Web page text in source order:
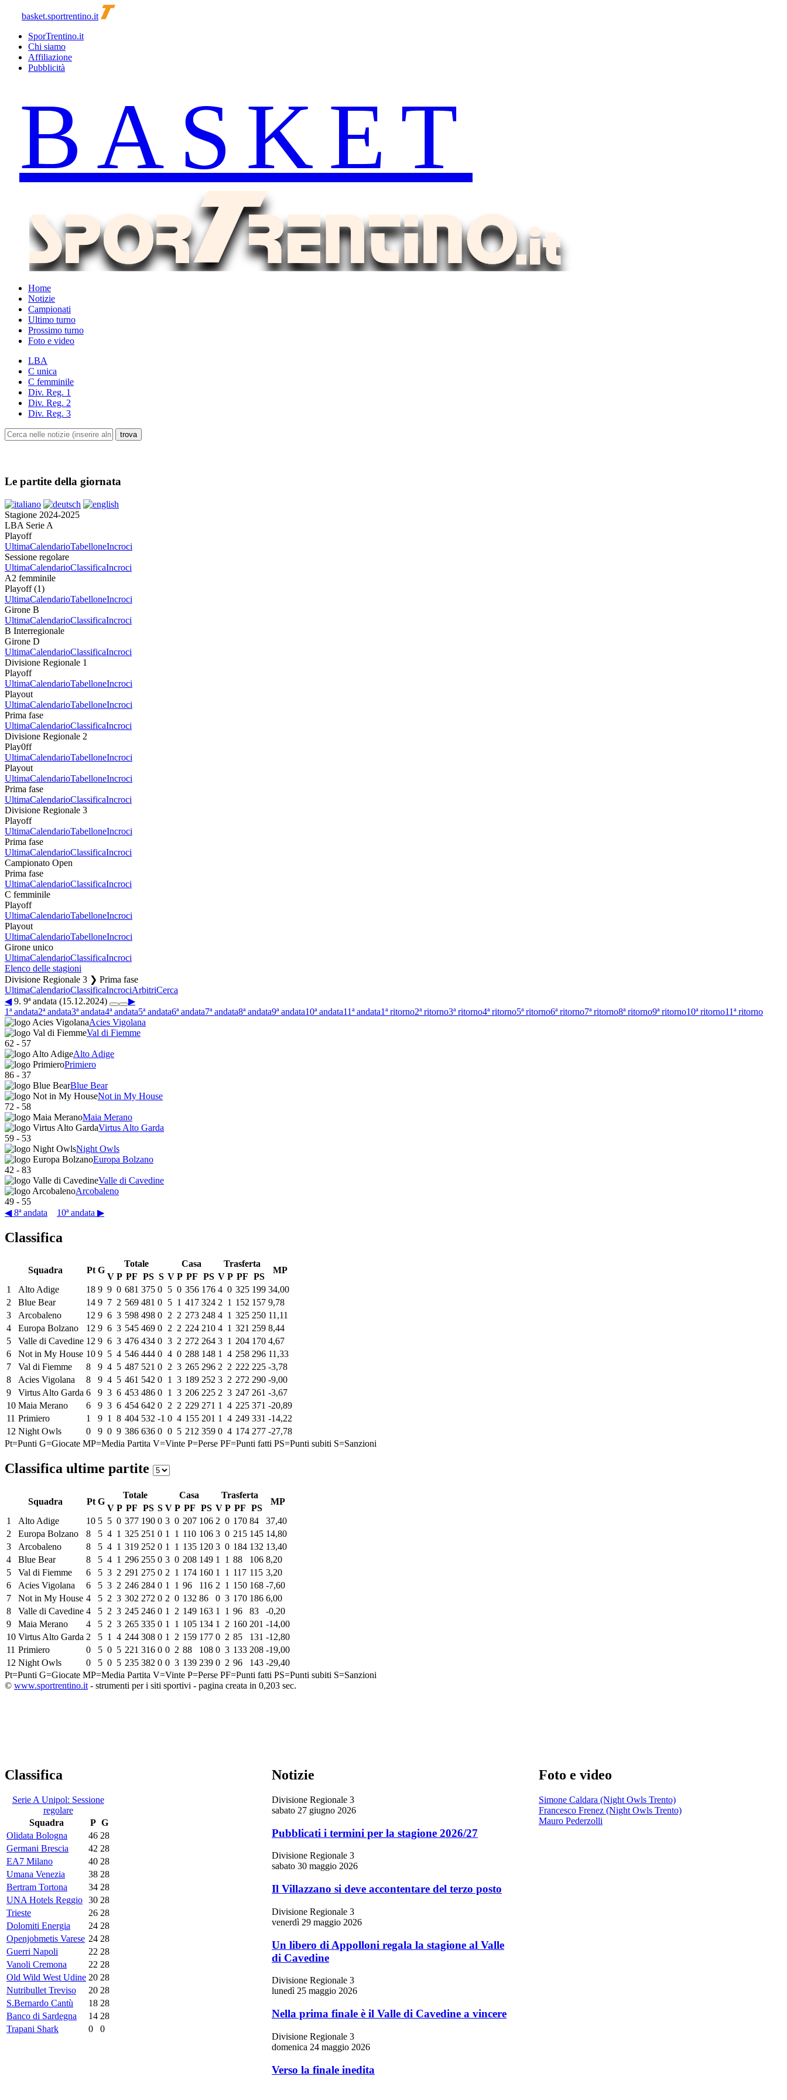
basket.sportrentino.it
SporTrentino.it
Chi siamo
Affiliazione
Pubblicità
Home
Notizie
Campionati
Ultimo turno
Prossimo turno
Foto e video
LBA
C unica
C femminile
Div. Reg. 1
Div. Reg. 2
Div. Reg. 3
Le partite della giornata
Stagione 2024-2025
LBA Serie A
Playoff
UltimaCalendarioTabelloneIncroci
Sessione regolare
UltimaCalendarioClassificaIncroci
A2 femminile
Playoff (1)
UltimaCalendarioTabelloneIncroci
Girone B
UltimaCalendarioClassificaIncroci
B Interregionale
Girone D
UltimaCalendarioClassificaIncroci
Divisione Regionale 1
Playoff
UltimaCalendarioTabelloneIncroci
Playout
UltimaCalendarioTabelloneIncroci
Prima fase
UltimaCalendarioClassificaIncroci
Divisione Regionale 2
Play0ff
UltimaCalendarioTabelloneIncroci
Playout
UltimaCalendarioTabelloneIncroci
Prima fase
UltimaCalendarioClassificaIncroci
Divisione Regionale 3
Playoff
UltimaCalendarioTabelloneIncroci
Prima fase
UltimaCalendarioClassificaIncroci
Campionato Open
Prima fase
UltimaCalendarioClassificaIncroci
C femminile
Playoff
UltimaCalendarioTabelloneIncroci
Playout
UltimaCalendarioTabelloneIncroci
Girone unico
UltimaCalendarioClassificaIncroci
Elenco delle stagioni
Divisione Regionale 3 ❯ Prima fase
UltimaCalendarioClassificaIncrociArbitriCerca
◀9. 9ª andata (15.12.2024)
▶
1ª andata2ª andata3ª andata4ª andata5ª andata6ª andata7ª andata8ª andata9ª andata10ª andata11ª andata1ª ritorno2ª ritorno3ª ritorno4ª ritorno5ª ritorno6ª ritorno7ª ritorno8ª ritorno9ª ritorno10ª ritorno11ª ritorno
Acies Vigolana
Val di Fiemme
62 - 57
Alto Adige
Primiero
86 - 37
Blue Bear
Not in My House
72 - 58
Maia Merano
Virtus Alto Garda
59 - 53
Night Owls
Europa Bolzano
42 - 83
Valle di Cavedine
Arcobaleno
49 - 55
◀ 8ª andata
10ª andata ▶
Classifica
Squadra Pt G
Totale Casa Trasferta
MP
V P PF PS S V P PF PS V P PF PS
1
Alto Adige 18 9 9 0 681 375 0 5 0 356 176 4 0 325 199 34,00
2
Blue Bear 14 9 7 2 569 481 0 5 1 417 324 2 1 152 157 9,78
3
Arcobaleno 12 9 6 3 598 498 0 2 2 273 248 4 1 325 250 11,11
4
Europa Bolzano 12 9 6 3 545 469 0 2 2 224 210 4 1 321 259 8,44
5
Valle di Cavedine 12 9 6 3 476 434 0 3 2 272 264 3 1 204 170 4,67
6
Not in My House 10 9 5 4 546 444 0 4 0 288 148 1 4 258 296 11,33
7
Val di Fiemme 8 9 4 5 487 521 0 2 3 265 296 2 2 222 225 -3,78
8
Acies Vigolana 8 9 4 5 461 542 0 1 3 189 252 3 2 272 290 -9,00
9
Virtus Alto Garda 6 9 3 6 453 486 0 1 3 206 225 2 3 247 261 -3,67
10 Maia Merano 6 9 3 6 454 642 0 2 2 229 271 1 4 225 371 -20,89
11 Primiero 1 9 1 8 404 532 -1 0 4 155 201 1 4 249 331 -14,22
12 Night Owls 0 9 0 9 386 636 0 0 5 212 359 0 4 174 277 -27,78
Pt=Punti G=Giocate MP=Media Partita V=Vinte P=Perse PF=Punti fatti PS=Punti subiti S=Sanzioni
Classifica ultime partite
Squadra Pt G
Totale Casa Trasferta
MP
V P PF PS S V P PF PS V P PF PS
1
Alto Adige 10 5 5 0 377 190 0 3 0 207 106 2 0 170 84
37,40
2
Europa Bolzano 8 5 4 1 325 251 0 1 1 110 106 3 0 215 145 14,80
3
Arcobaleno 8 5 4 1 319 252 0 1 1 135 120 3 0 184 132 13,40
4
Blue Bear 8 5 4 1 296 255 0 3 0 208 149 1 1 88 106 8,20
5
Val di Fiemme 6 5 3 2 291 275 0 2 1 174 160 1 1 117 115 3,20
6
Acies Vigolana 6 5 3 2 246 284 0 1 1 96 116 2 1 150 168 -7,60
7
Not in My House 4 5 2 3 302 272 0 2 0 132 86 0 3 170 186 6,00
8
Valle di Cavedine 4 5 2 3 245 246 0 1 2 149 163 1 1 96 83
-0,20
9
Maia Merano 4 5 2 3 265 335 0 1 1 105 134 1 2 160 201 -14,00
10 Virtus Alto Garda 2 5 1 4 244 308 0 1 2 159 177 0 2 85 131 -12,80
11 Primiero 0 5 0 5 221 316 0 0 2 88 108 0 3 133 208 -19,00
12 Night Owls 0 5 0 5 235 382 0 0 3 139 239 0 2 96 143 -29,40
Pt=Punti G=Giocate MP=Media Partita V=Vinte P=Perse PF=Punti fatti PS=Punti subiti S=Sanzioni
© www.sportrentino.it - strumenti per i siti sportivi - pagina creata in 0,203 sec.
Classifica
Serie A Unipol: Sessione
regolare
Squadra
P G
Olidata Bologna
46 28
Germani Brescia
42 28
EA7 Milano
40 28
Umana Venezia
38 28
Bertram Tortona
34 28
UNA Hotels Reggio 30 28
Trieste
26 28
Dolomiti Energia
24 28
Openjobmetis Varese 24 28
Guerri Napoli
22 28
Vanoli Cremona
22 28
Old Wild West Udine 20 28
Nutribullet Treviso
20 28
S.Bernardo Cantù
18 28
Banco di Sardegna
14 28
Trapani Shark
0 0
Notizie
Divisione Regionale 3
sabato 27 giugno 2026
Pubblicati i termini per la stagione 2026/27
Divisione Regionale 3
sabato 30 maggio 2026
Il Villazzano si deve accontentare del terzo posto
Divisione Regionale 3
venerdì 29 maggio 2026
Un libero di Appolloni regala la stagione al Valle
di Cavedine
Divisione Regionale 3
lunedì 25 maggio 2026
Nella prima finale è il Valle di Cavedine a vincere
Divisione Regionale 3
domenica 24 maggio 2026
Verso la finale inedita
Foto e video
Simone Caldara (Night Owls Trento)
Francesco Frenez (Night Owls Trento)
Mauro Pederzolli